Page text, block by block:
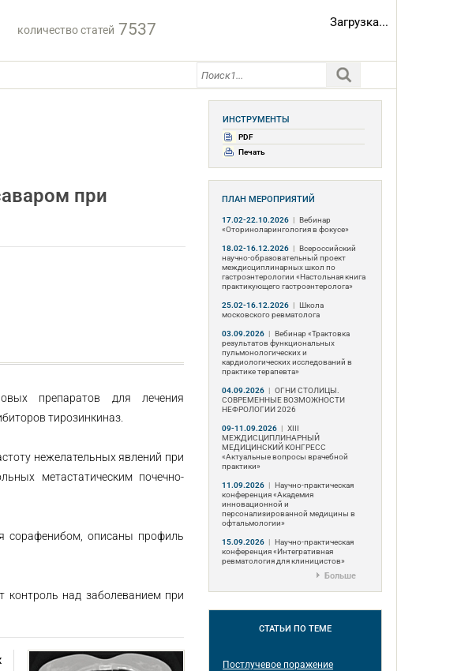
количество статей 7537 Загрузка...
при
препаратов для лечения
тирозинкиназ.
нежелательных явлений при
метастатическим почечно-
сорафенибом, описаны профиль
контроль над заболеванием при
ИНСТРУМЕНТЫ
PDF
Печать
ПЛАН МЕРОПРИЯТИЙ
17.02-22.10.2026 | Вебинар
«Оториноларингология в фокусе»
18.02-16.12.2026 | Всероссийский
научно-образовательный проект
междисциплинарных школ по
гастроэнтерологии «Настольная книга
практикующего гастроэнтеролога»
25.02-16.12.2026 | Школа
московского ревматолога
03.09.2026 | Вебинар «Трактовка
результатов функциональных
пульмонологических и
кардиологических исследований в
практике терапевта»
04.09.2026 | ОГНИ СТОЛИЦЫ.
СОВРЕМЕННЫЕ ВОЗМОЖНОСТИ
НЕФРОЛОГИИ 2026
09-11.09.2026 | ХIII
МЕЖДИСЦИПЛИНАРНЫЙ
МЕДИЦИНСКИЙ КОНГРЕСС
«Актуальные вопросы врачебной
практики»
11.09.2026 | Научно-практическая
конференция «Академия
инновационной и
персонализированной медицины в
офтальмологии»
15.09.2026 | Научно-практическая
конференция «Интегративная
ревматология для клиницистов»
Больше
СТАТЬИ ПО ТЕМЕ
Постлучевое поражение